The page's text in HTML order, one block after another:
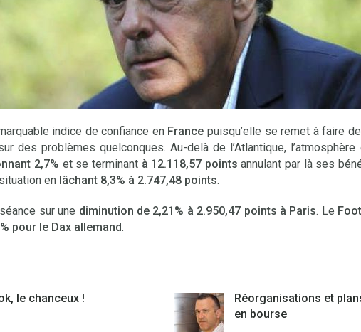
indice de confiance en France puisqu’elle se remet à faire
des problèmes quelconques. Au-delà de l’Atlantique,
2,7% et se terminant à 12.118,57 points annulant par là ses
en lâchant 8,3% à 2.747,48 points.
sur une diminution de 2,21% à 2.950,47 points à Paris. Le
pour le Dax allemand.
le chanceux !
Réorganisations et
en bourse